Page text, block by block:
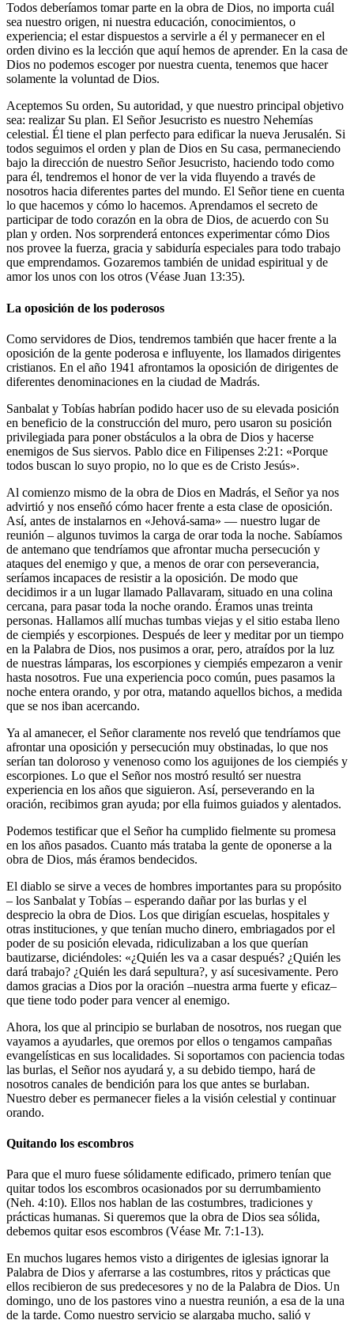
Todos deberíamos tomar parte en la obra de Dios, no importa cuál
sea nuestro origen, ni nuestra educación, conocimientos, o
experiencia; el estar dispuestos a servirle a él y permanecer en el
orden divino es la lección que aquí hemos de aprender. En la casa de
Dios no podemos escoger por nuestra cuenta, tenemos que hacer
solamente la voluntad de Dios.
Aceptemos Su orden, Su autoridad, y que nuestro principal objetivo
sea: realizar Su plan. El Señor Jesucristo es nuestro Nehemías
celestial. Él tiene el plan perfecto para edificar la nueva Jerusalén. Si
todos seguimos el orden y plan de Dios en Su casa, permaneciendo
bajo la dirección de nuestro Señor Jesucristo, haciendo todo como
para él, tendremos el honor de ver la vida fluyendo a través de
nosotros hacia diferentes partes del mundo. El Señor tiene en cuenta
lo que hacemos y cómo lo hacemos. Aprendamos el secreto de
participar de todo corazón en la obra de Dios, de acuerdo con Su
plan y orden. Nos sorprenderá entonces experimentar cómo Dios
nos provee la fuerza, gracia y sabiduría especiales para todo trabajo
que emprendamos. Gozaremos también de unidad espiritual y de
amor los unos con los otros (Véase Juan 13:35).
La oposición de los poderosos
Como servidores de Dios, tendremos también que hacer frente a la
oposición de la gente poderosa e influyente, los llamados dirigentes
cristianos. En el año 1941 afrontamos la oposición de dirigentes de
diferentes denominaciones en la ciudad de Madrás.
Sanbalat y Tobías habrían podido hacer uso de su elevada posición
en beneficio de la construcción del muro, pero usaron su posición
privilegiada para poner obstáculos a la obra de Dios y hacerse
enemigos de Sus siervos. Pablo dice en Filipenses 2:21: «Porque
todos buscan lo suyo propio, no lo que es de Cristo Jesús».
Al comienzo mismo de la obra de Dios en Madrás, el Señor ya nos
advirtió y nos enseñó cómo hacer frente a esta clase de oposición.
Así, antes de instalarnos en «Jehová-sama» — nuestro lugar de
reunión – algunos tuvimos la carga de orar toda la noche. Sabíamos
de antemano que tendríamos que afrontar mucha persecución y
ataques del enemigo y que, a menos de orar con perseverancia,
seríamos incapaces de resistir a la oposición. De modo que
decidimos ir a un lugar llamado Pallavaram, situado en una colina
cercana, para pasar toda la noche orando. Éramos unas treinta
personas. Hallamos allí muchas tumbas viejas y el sitio estaba lleno
de ciempiés y escorpiones. Después de leer y meditar por un tiempo
en la Palabra de Dios, nos pusimos a orar, pero, atraídos por la luz
de nuestras lámparas, los escorpiones y ciempiés empezaron a venir
hasta nosotros. Fue una experiencia poco común, pues pasamos la
noche entera orando, y por otra, matando aquellos bichos, a medida
que se nos iban acercando.
Ya al amanecer, el Señor claramente nos reveló que tendríamos que
afrontar una oposición y persecución muy obstinadas, lo que nos
serían tan doloroso y venenoso como los aguijones de los ciempiés y
escorpiones. Lo que el Señor nos mostró resultó ser nuestra
experiencia en los años que siguieron. Así, perseverando en la
oración, recibimos gran ayuda; por ella fuimos guiados y alentados.
Podemos testificar que el Señor ha cumplido fielmente su promesa
en los años pasados. Cuanto más trataba la gente de oponerse a la
obra de Dios, más éramos bendecidos.
El diablo se sirve a veces de hombres importantes para su propósito
– los Sanbalat y Tobías – esperando dañar por las burlas y el
desprecio la obra de Dios. Los que dirigían escuelas, hospitales y
otras instituciones, y que tenían mucho dinero, embriagados por el
poder de su posición elevada, ridiculizaban a los que querían
bautizarse, diciéndoles: «¿Quién les va a casar después? ¿Quién les
dará trabajo? ¿Quién les dará sepultura?, y así sucesivamente. Pero
damos gracias a Dios por la oración –nuestra arma fuerte y eficaz–
que tiene todo poder para vencer al enemigo.
Ahora, los que al principio se burlaban de nosotros, nos ruegan que
vayamos a ayudarles, que oremos por ellos o tengamos campañas
evangelísticas en sus localidades. Si soportamos con paciencia todas
las burlas, el Señor nos ayudará y, a su debido tiempo, hará de
nosotros canales de bendición para los que antes se burlaban.
Nuestro deber es permanecer fieles a la visión celestial y continuar
orando.
Quitando los escombros
Para que el muro fuese sólidamente edificado, primero tenían que
quitar todos los escombros ocasionados por su derrumbamiento
(Neh. 4:10). Ellos nos hablan de las costumbres, tradiciones y
prácticas humanas. Si queremos que la obra de Dios sea sólida,
debemos quitar esos escombros (Véase Mr. 7:1-13).
En muchos lugares hemos visto a dirigentes de iglesias ignorar la
Palabra de Dios y aferrarse a las costumbres, ritos y prácticas que
ellos recibieron de sus predecesores y no de la Palabra de Dios. Un
domingo, uno de los pastores vino a nuestra reunión, a esa de la una
de la tarde. Como nuestro servicio se alargaba mucho, salió y